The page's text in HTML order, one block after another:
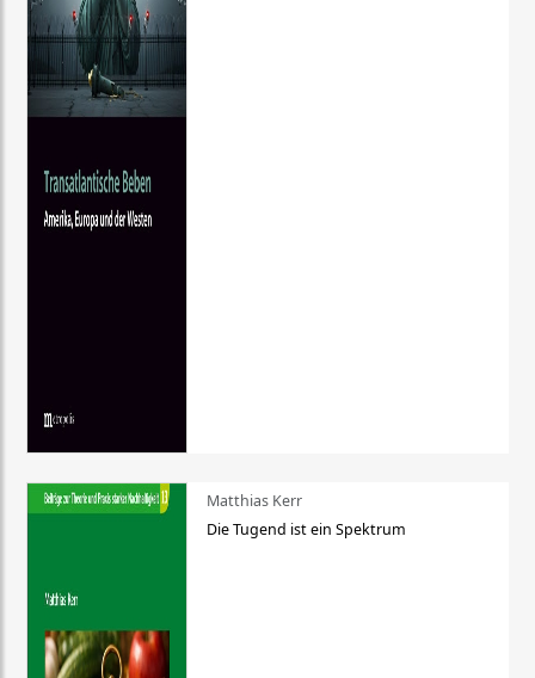
Matthias Kerr
Die Tugend ist ein Spektrum